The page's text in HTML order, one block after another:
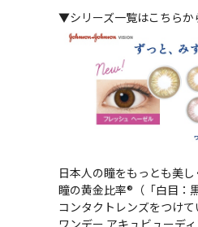
▼シリーズ一覧はこちらか
日本人の瞳をもっとも美し
瞳の黄金比率®（「白目：
コンタクトレンズをつけて
ワンデー アキュビューデ